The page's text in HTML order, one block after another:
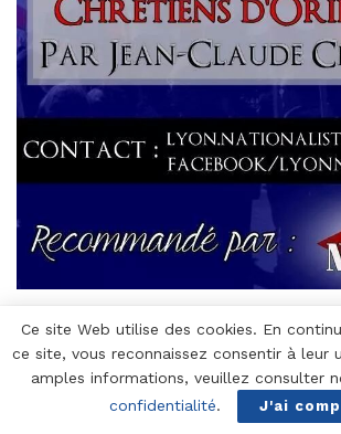
20 décembre 2014, Milan :
nationalistes des pays
Ce site Web utilise des cookies. En
ce site, vous reconnaissez consentir à leur
amples informations, veuillez consulter
confidentialité. J'ai